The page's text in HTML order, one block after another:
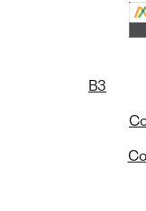
B3